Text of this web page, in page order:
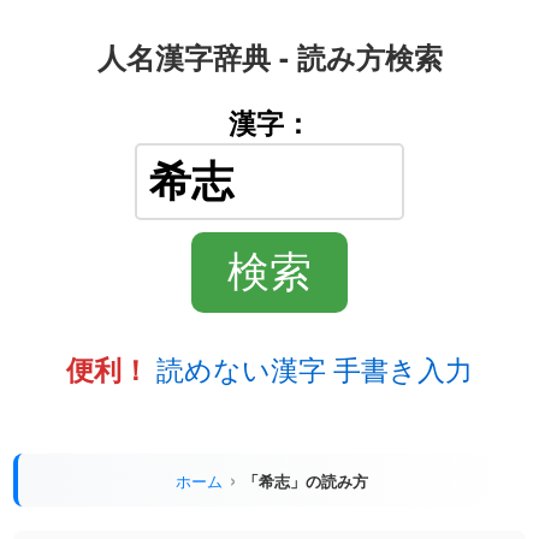
人名漢字辞典 - 読み方検索
漢字：
便利！ 読めない漢字 手書き入力
ホーム 「希志」の読み方